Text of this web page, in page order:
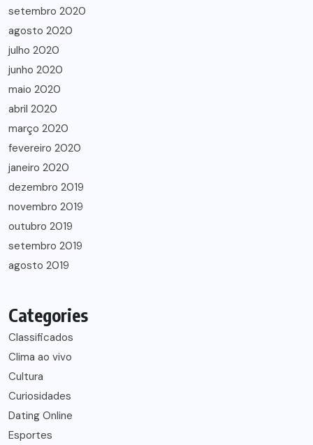
setembro 2020
agosto 2020
julho 2020
junho 2020
maio 2020
abril 2020
março 2020
fevereiro 2020
janeiro 2020
dezembro 2019
novembro 2019
outubro 2019
setembro 2019
agosto 2019
Categories
Classificados
Clima ao vivo
Cultura
Curiosidades
Dating Online
Esportes